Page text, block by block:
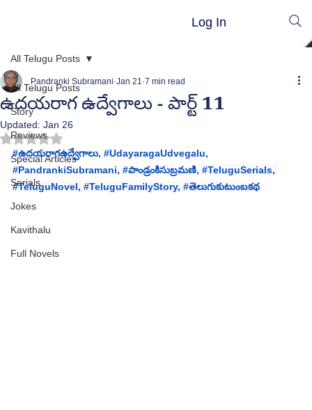
Log In
All Telugu Posts
Story
Reviews
Special Articles
Serials
Jokes
Kavithalu
Full Novels
All Telugu Posts
ఉదయరాగ ఉద్వేగాలు - పార్ట్ 11
Pandranki Subramani Jan 21 7 min read
Updated: Jan 26
Rated NaN out of 5 stars.
#ఉదయరాగఉద్వేగాలు, #UdayaragaUdvegalu,
#PandrankiSubramani, #పాండ్రంకిసుబ్రమణి, #TeluguSerials,
#TeluguNovel, #TeluguFamilyStory, #తెలుగుకుటుంబకథ